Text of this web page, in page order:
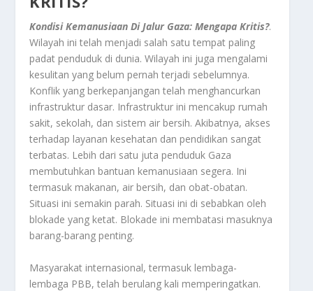
Kondisi Kemanusiaan Di Jalur Gaza: Mengapa Kritis?.
Wilayah ini telah menjadi salah satu tempat paling
padat penduduk di dunia. Wilayah ini juga mengalami
kesulitan yang belum pernah terjadi sebelumnya.
Konflik yang berkepanjangan telah menghancurkan
infrastruktur dasar. Infrastruktur ini mencakup rumah
sakit, sekolah, dan sistem air bersih. Akibatnya, akses
terhadap layanan kesehatan dan pendidikan sangat
terbatas. Lebih dari satu juta penduduk Gaza
membutuhkan bantuan kemanusiaan segera. Ini
termasuk makanan, air bersih, dan obat-obatan.
Situasi ini semakin parah. Situasi ini di sebabkan oleh
blokade yang ketat. Blokade ini membatasi masuknya
barang-barang penting.
Masyarakat internasional, termasuk lembaga-
lembaga PBB, telah berulang kali memperingatkan.